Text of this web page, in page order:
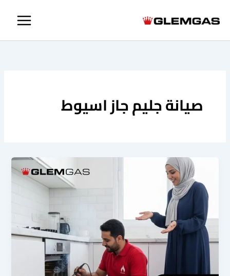
صيانة جليم جاز اسيوط